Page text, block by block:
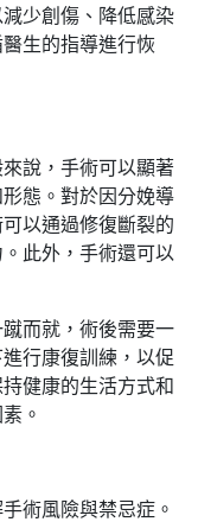
少創傷、降低感染
生的指導進行恢
說，手術可以顯著
態。對於因分娩導
以通過修復斷裂的
此外，手術還可以
而就，術後需要一
行康復訓練，以促
健康的生活方式和
。
術風險與禁忌症。